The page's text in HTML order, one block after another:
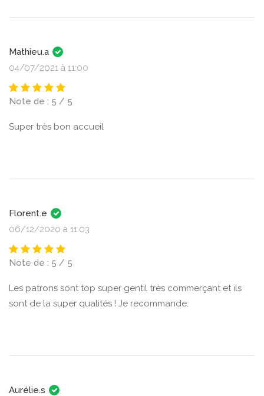
Mathieu.a
04/07/2021 à 11:00
Note de : 5 / 5
Super très bon accueil
Florent.e
06/12/2020 à 11:03
Note de : 5 / 5
Les patrons sont top super gentil très commerçant et ils
sont de la super qualités ! Je recommande.
Aurélie.s